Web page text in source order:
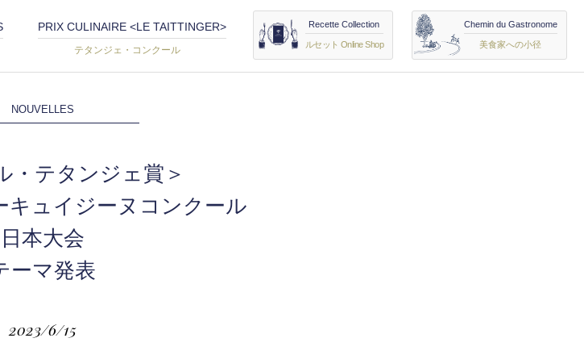
PRIX CULINAIRE <LE TAITTINGER>
テタンジェ・コンクール
Recette Collection
ルセット Online Shop
Chemin du Gastronome
美食家への小径
NOUVELLES
・テタンジェ賞＞
キュイジーヌコンクール
日本大会
ーマ発表
2023/6/15